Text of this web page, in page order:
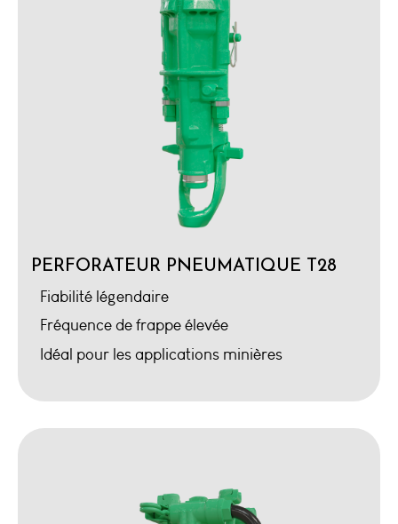
PERFORATEUR PNEUMATIQUE T28
Fiabilité légendaire
Fréquence de frappe élevée
Idéal pour les applications minières